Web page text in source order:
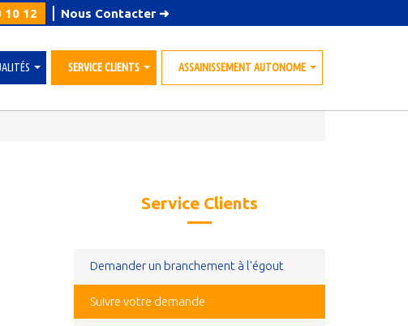
10 12 Nous Contacter ➜
SERVICE CLIENTS ASSAINISSEMENT AUTONOME
Service Clients
Demander un branchement à l'égout
Suivre votre demande